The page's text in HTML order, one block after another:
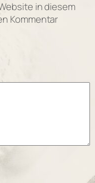
in diesem
Kommentar